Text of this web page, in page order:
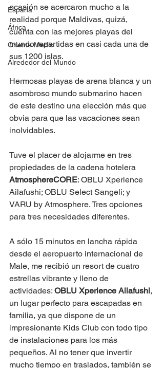
España
África
Oriente Medio
Alrededor del Mundo
ocasión se acercaron mucho a la
realidad porque Maldivas, quizá,
cuenta con las mejores playas del
mundo repartidas en casi cada una de
sus 1200 islas.
Hermosas playas de arena blanca y un
asombroso mundo submarino hacen
de este destino una elección más que
obvia para que las vacaciones sean
inolvidables.
Tuve el placer de alojarme en tres
propiedades de la cadena hotelera
AtmosphereCORE: OBLU Xperience
Ailafushi; OBLU Select Sangeli; y
VARU by Atmosphere. Tres opciones
para tres necesidades diferentes.
A sólo 15 minutos en lancha rápida
desde el aeropuerto internacional de
Male, me recibió un resort de cuatro
estrellas vibrante y lleno de
actividades: OBLU Xperience Ailafushi,
un lugar perfecto para escapadas en
familia, ya que dispone de un
impresionante Kids Club con todo tipo
de instalaciones para los más
pequeños. Al no tener que invertir
mucho tiempo en traslados, también se